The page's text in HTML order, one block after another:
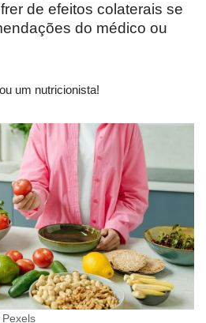
de efeitos colaterais se
do médico ou
um nutricionista!